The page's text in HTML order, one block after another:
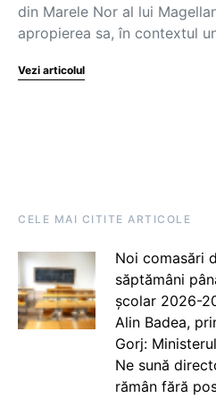
din Marele Nor al lui
apropierea sa, în contextul
Vezi articolul
CELE MAI CITITE ARTICOLE
Noi comasări
săptămâni
școlar 2026-
Alin Badea,
Gorj:
Ne sună
rămân fără